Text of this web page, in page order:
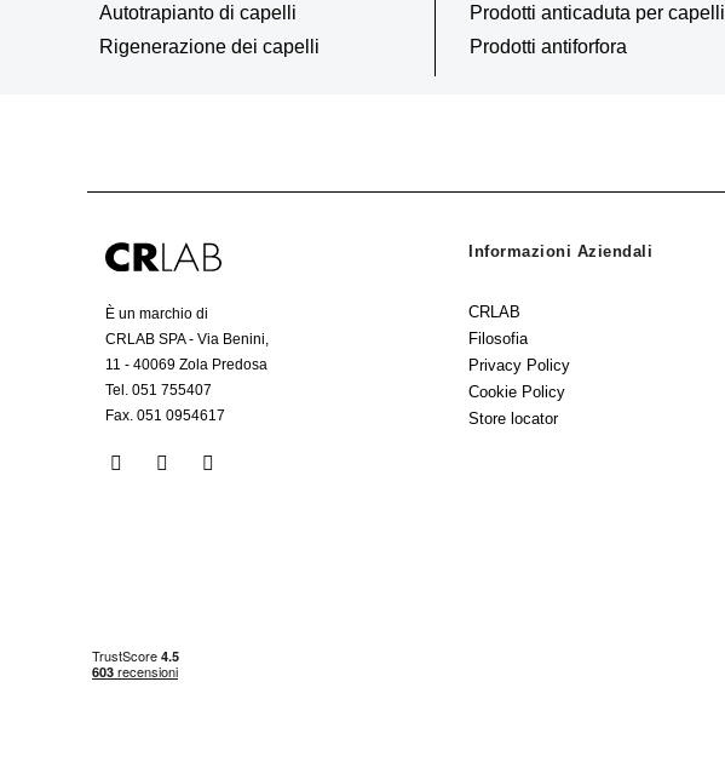
Autotrapianto di capelli
Rigenerazione dei capelli
Prodotti anticaduta per capelli
Prodotti antiforfora
È un marchio di
CRLAB SPA - Via Benini,
11 - 40069 Zola Predosa
Tel. 051 755407
Fax. 051 0954617
Informazioni Aziendali
CRLAB
Filosofia
Privacy Policy
Cookie Policy
Store locator